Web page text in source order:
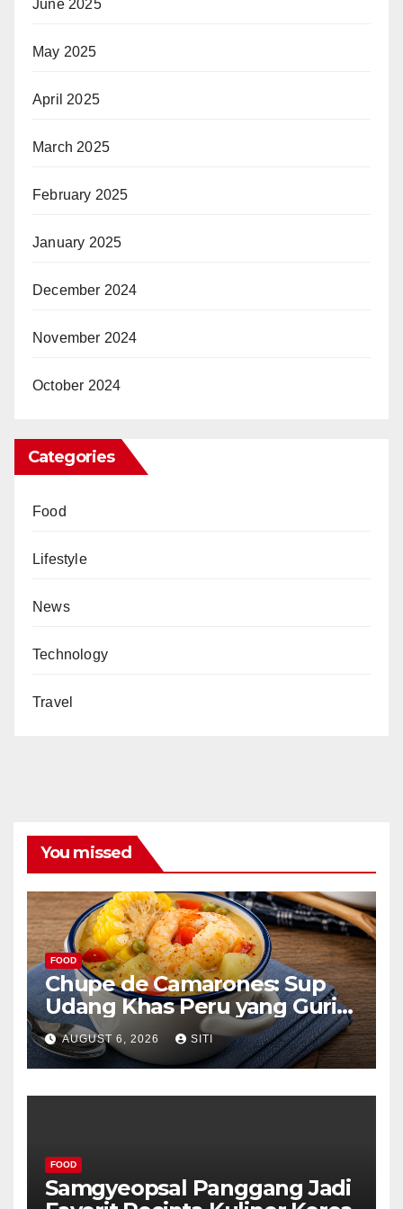
June 2025
May 2025
April 2025
March 2025
February 2025
January 2025
December 2024
November 2024
October 2024
Categories
Food
Lifestyle
News
Technology
Travel
You missed
FOOD
Chupe de Camarones: Sup
Udang Khas Peru yang Gurih
Lezat
AUGUST 6, 2026 SITI
FOOD
Samgyeopsal Panggang Jadi